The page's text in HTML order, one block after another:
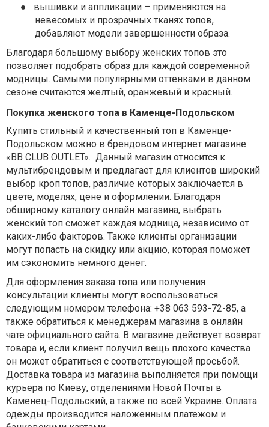
●
вышивки и аппликации – применяются на
невесомых и прозрачных тканях топов,
добавляют модели завершенности образа.
Благодаря большому выбору женских топов это
позволяет подобрать образ для каждой современной
модницы. Самыми популярными оттенками в данном
сезоне считаются желтый, оранжевый и красный.
Покупка женского топа в Каменце-Подольском
Купить стильный и качественный топ в Каменце-
Подольском можно в брендовом интернет магазине
«BB CLUB OUTLET». Данный магазин относится к
мультибрендовым и предлагает для клиентов широкий
выбор кроп топов, различие которых заключается в
цвете, моделях, цене и оформлении. Благодаря
обширному каталогу онлайн магазина, выбрать
женский топ сможет каждая модница, независимо от
каких-либо факторов. Также клиенты организации
могут попасть на скидку или акцию, которая поможет
им сэкономить немного денег.
Для оформления заказа топа или получения
консультации клиенты могут воспользоваться
следующим номером телефона: +38 063 593-72-85, а
также обратиться к менеджерам магазина в онлайн
чате официального сайта. В магазине действует возврат
товара и, если клиент получил вещь плохого качества
он может обратиться с соответствующей просьбой.
Доставка товара из магазина выполняется при помощи
курьера по Киеву, отделениями Новой Почты в
Каменец-Подольский, а также по всей Украине. Оплата
одежды производится наложенным платежом и